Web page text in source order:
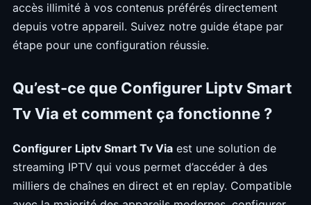
accès illimité à vos contenus préférés directement
depuis votre appareil. Suivez notre guide étape par
étape pour une configuration réussie.
Qu’est-ce que Configurer Liptv Smart
Tv Via et comment ça fonctionne ?
Configurer Liptv Smart Tv Via est une solution de
streaming IPTV qui vous permet d’accéder à des
milliers de chaînes en direct et en replay. Compatible